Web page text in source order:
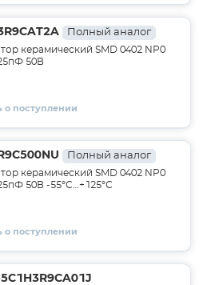
Полный аналог
керамический SMD 0402 NP0
50В
о поступлении
Полный аналог
керамический SMD 0402 NP0
50В -55°С…+125°С
о поступлении